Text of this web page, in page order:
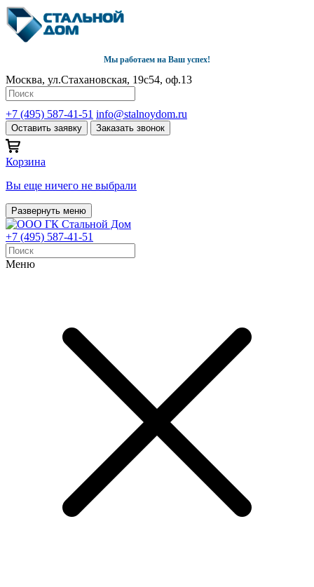
Мы работаем на Ваш успех!
Москва, ул.Стахановская, 19с54, оф.13
+7 (495) 587-41-51 info@stalnoydom.ru
Оставить заявку Заказать звонок
Корзина
Вы еще ничего не выбрали
Развернуть меню
+7 (495) 587-41-51
Меню